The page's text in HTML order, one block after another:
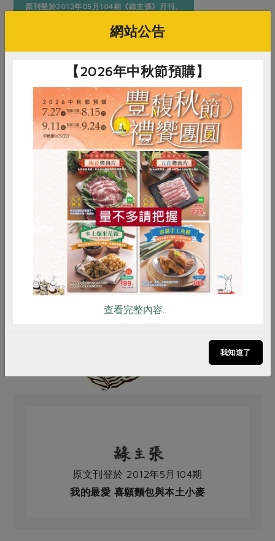
原刊登於2012年05月104期《綠主張》月刊。
原文刊登於 2012年5月104期
我的最愛 喜願麵包與本土小麥
RPET 食譜 減硝酸鹽
雞蛋 食安 共同購買
網站公告
【2026年中秋節預購】
查看完整內容..
我知道了